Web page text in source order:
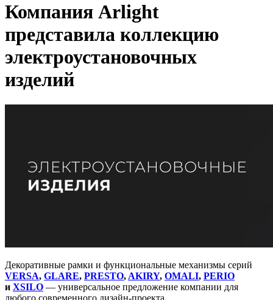
Компания Arlight
представила коллекцию
электроустановочных
изделий
Декоративные рамки и функциональные механизмы серий
VERSA, GLARE, PRESTO, AKIRY, OMALI, PERIO
и XSILO — универсальное предложение компании для
любого современного дизайн-проекта.